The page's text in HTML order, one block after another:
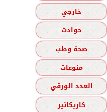
خارجي
حوادث
صحة وطب
منوعات
العدد الورقي
كاريكاتير